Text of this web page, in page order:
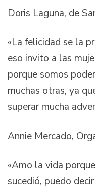
Doris Laguna, de
«La felicidad se la
eso invito a las
porque somos
muchas otras, ya
superar mucha
Annie Mercado,
«Amo la vida
sucedió, puedo